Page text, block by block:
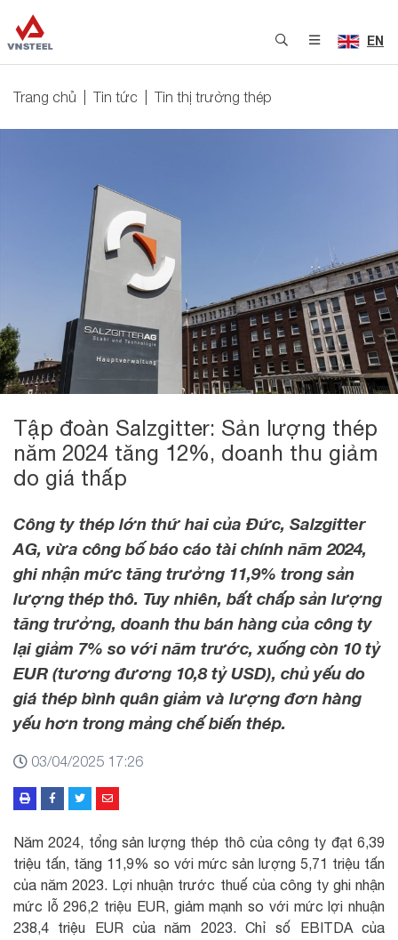
EN
Trang chủ Tin tức Tin thị trường thép
Tập đoàn Salzgitter: Sản lượng thép
năm 2024 tăng 12%, doanh thu giảm
do giá thấp
Công ty thép lớn thứ hai của Đức, Salzgitter
AG, vừa công bố báo cáo tài chính năm 2024,
ghi nhận mức tăng trưởng 11,9% trong sản
lượng thép thô. Tuy nhiên, bất chấp sản lượng
tăng trưởng, doanh thu bán hàng của công ty
lại giảm 7% so với năm trước, xuống còn 10 tỷ
EUR (tương đương 10,8 tỷ USD), chủ yếu do
giá thép bình quân giảm và lượng đơn hàng
yếu hơn trong mảng chế biến thép.
03/04/2025 17:26
Năm 2024, tổng sản lượng thép thô của công ty đạt 6,39
triệu tấn, tăng 11,9% so với mức sản lượng 5,71 triệu tấn
của năm 2023. Lợi nhuận trước thuế của công ty ghi nhận
mức lỗ 296,2 triệu EUR, giảm mạnh so với mức lợi nhuận
238,4 triệu EUR của năm 2023. Chỉ số EBITDA của